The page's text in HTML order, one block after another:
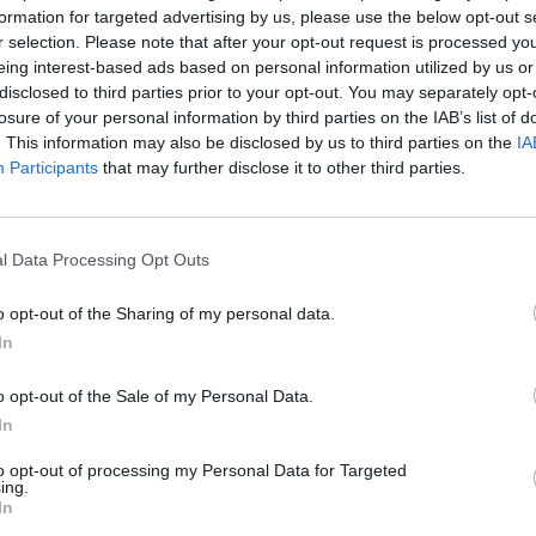
for targeted advertising by us, please use the below opt-out
selection. Please note that after your opt-out request is processed
interest-based ads based on personal information utilized by us
to third parties prior to your opt-out. You may separately
of your personal information by third parties on the IAB’s list of
This information may also be disclosed by us to third parties on the
Participants that may further disclose it to other third parties.
Data Processing Opt Outs
opt-out of the Sharing of my personal data.
opt-out of the Sale of my Personal Data.
opt-out of processing my Personal Data for Targeted
műszaki-, barkács- és élelmiszerláncok esetében
kínál: amennyiben ugyanazt az árut máshol
az ügyfél, az áruház garantálja ugyanazt az
márka modelljeinek javítását az autógyártó specializált,
háttérrel ellátott márkaszervizeiben lehet a
portfolio.hu hírarchívumához tartozik, melynek olvasása